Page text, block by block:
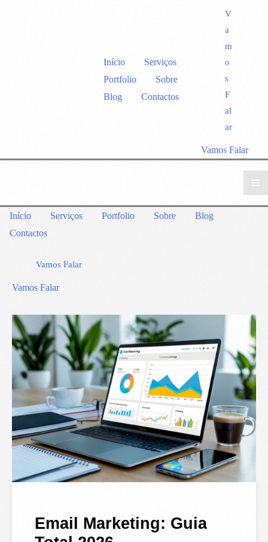
Início
Serviços
Portfolio
Sobre
Blog
Contactos
V
a
m
o
s
F
al
ar
Vamos Falar
Início Serviços Portfolio Sobre
Blog
Contactos
Vamos Falar
Vamos Falar
Email Marketing: Guia